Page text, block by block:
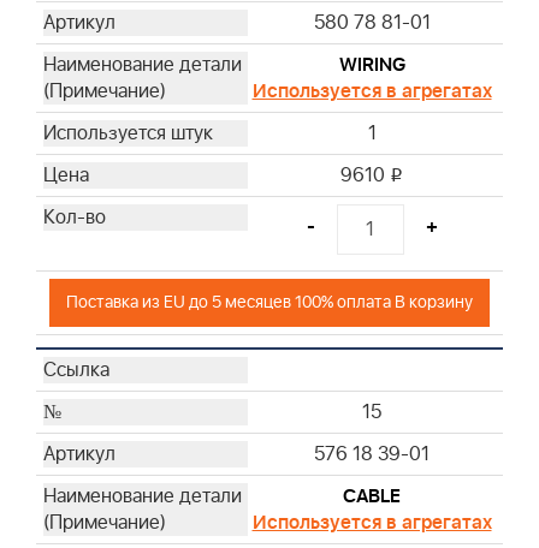
580 78 81-01
WIRING
Используется в агрегатах
1
9610 i
- +
Поставка из EU до 5 месяцев 100% оплата В корзину
15
576 18 39-01
CABLE
Используется в агрегатах